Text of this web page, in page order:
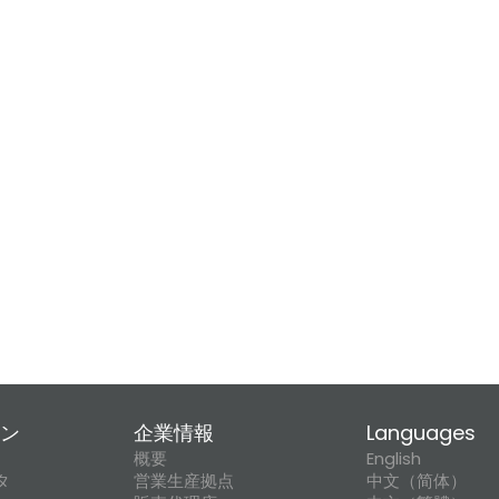
企業情報
概要
営業生産拠点
Languages
English
中文（简体）